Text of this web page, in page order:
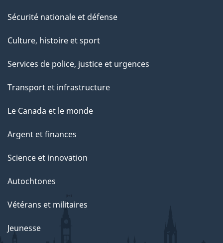
t
e
a
g
Sécurité nationale et défense
Culture, histoire et sport
Services de police, justice et urgences
Transport et infrastructure
Le Canada et le monde
Argent et finances
Science et innovation
Autochtones
Vétérans et militaires
Jeunesse